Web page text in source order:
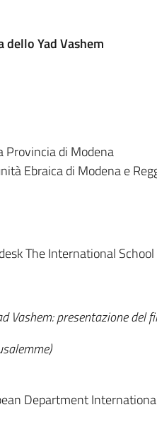
Yad Vashem
Provincia di Modena
Ebraica di Modena e
The International
Vashem: presentazione
Department